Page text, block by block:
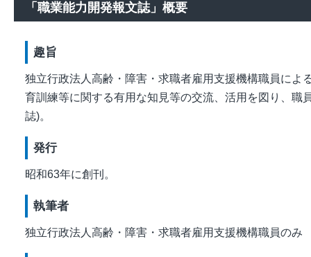
「職業能力開発報文誌」概要
趣旨
独立行政法人高齢・障害・求職者雇用支援機構職員に
育訓練等に関する有用な知見等の交流、活用を図り、職
誌)。
発行
昭和63年に創刊。
執筆者
独立行政法人高齢・障害・求職者雇用支援機構職員のみ